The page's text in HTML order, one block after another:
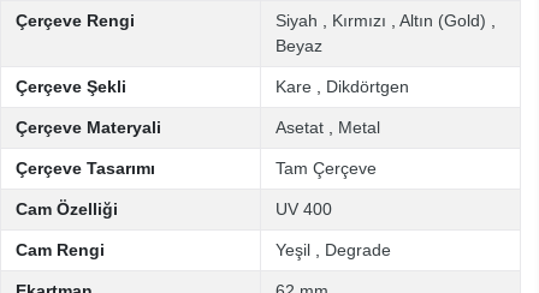
Çerçeve Rengi Siyah Kırmızı Altın (Gold)
Beyaz
Çerçeve Şekli Kare Dikdörtgen
Çerçeve Materyali Asetat Metal
Çerçeve Tasarımı Tam Çerçeve
Cam Özelliği UV 400
Cam Rengi Yeşil Degrade